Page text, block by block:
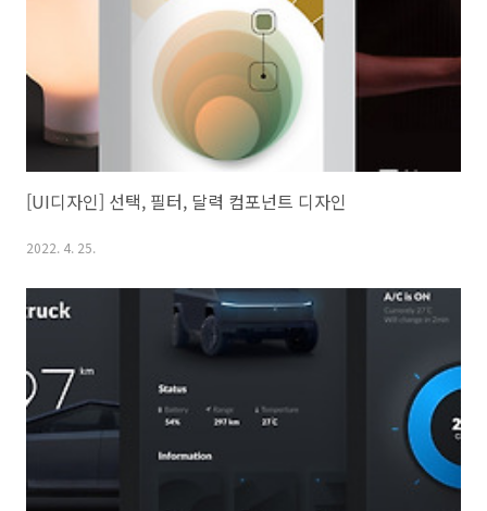
[UI디자인] 선택, 필터, 달력 컴포넌트 디자인
2022. 4. 25.